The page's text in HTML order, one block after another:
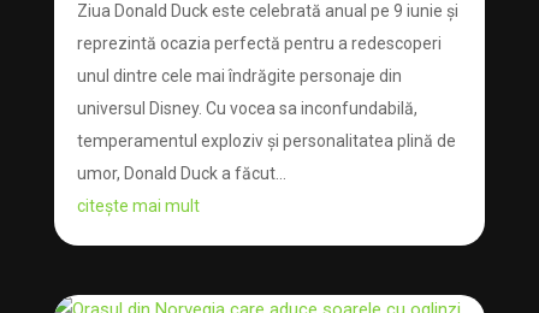
Ziua Donald Duck este celebrată anual pe 9 iunie și
reprezintă ocazia perfectă pentru a redescoperi
unul dintre cele mai îndrăgite personaje din
universul Disney. Cu vocea sa inconfundabilă,
temperamentul exploziv și personalitatea plină de
umor, Donald Duck a făcut...
citește mai mult